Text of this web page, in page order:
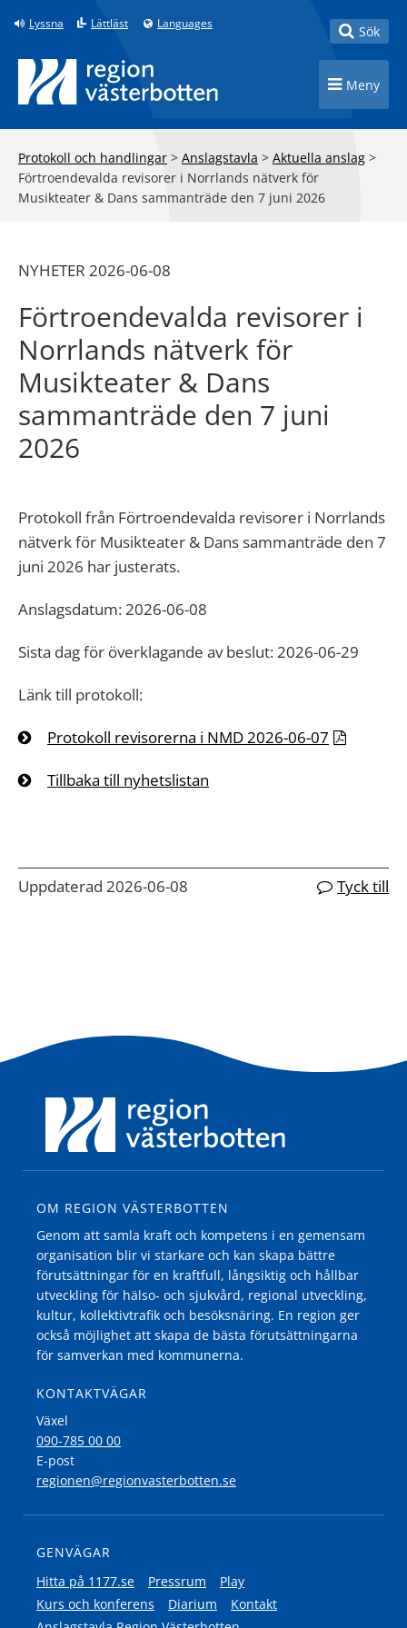
Till innehåll på sidan
Lyssna Lättläst Languages Toggle
Sök
Toggle
Meny
Protokoll och handlingar > Anslagstavla > Aktuella anslag >
Förtroendevalda revisorer i Norrlands nätverk för
Musikteater & Dans sammanträde den 7 juni 2026
NYHETER 2026-06-08
Förtroendevalda revisorer i
Norrlands nätverk för
Musikteater & Dans
sammanträde den 7 juni
2026
Protokoll från Förtroendevalda revisorer i Norrlands
nätverk för Musikteater & Dans sammanträde den 7
juni 2026 har justerats.
Anslagsdatum: 2026-06-08
Sista dag för överklagande av beslut: 2026-06-29
Länk till protokoll:
Protokoll revisorerna i NMD 2026-06-07
Tillbaka till nyhetslistan
Uppdaterad 2026-06-08 Tyck till
OM REGION VÄSTERBOTTEN
Genom att samla kraft och kompetens i en gemensam
organisation blir vi starkare och kan skapa bättre
förutsättningar för en kraftfull, långsiktig och hållbar
utveckling för hälso- och sjukvård, regional utveckling,
kultur, kollektivtrafik och besöksnäring. En region ger
också möjlighet att skapa de bästa förutsättningarna
för samverkan med kommunerna.
KONTAKTVÄGAR
Växel
090-785 00 00
E-post
regionen@regionvasterbotten.se
GENVÄGAR
Hitta på 1177.se
Pressrum
Play
Kurs och konferens
Diarium
Kontakt